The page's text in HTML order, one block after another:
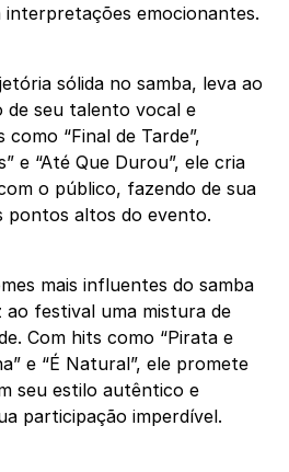
emocionantes.
sólida no samba, leva ao
de seu talento vocal e
como “Final de Tarde”,
e “Até Que Durou”, ele cria
o público, fazendo de sua
pontos altos do evento.
mais influentes do samba
festival uma mistura de
Com hits como “Pirata e
e “É Natural”, ele promete
seu estilo autêntico e
participação imperdível.